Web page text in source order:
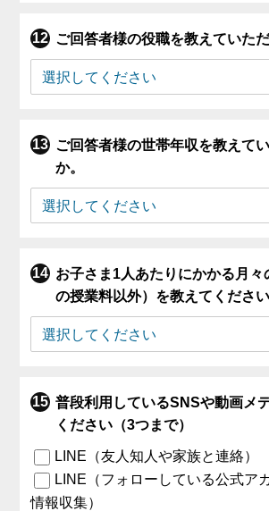
ご回答者様の役職を教えていただ
ご回答者様の世帯年収を教えて
か。
お子さま1人あたりにかかる月々
の授業料以外）を教えてください
普段利用しているSNSや動画メ
ください（3つまで）
LINE（友人知人や家族と連絡）
LINE（フォローしている公式ア
情報収集）